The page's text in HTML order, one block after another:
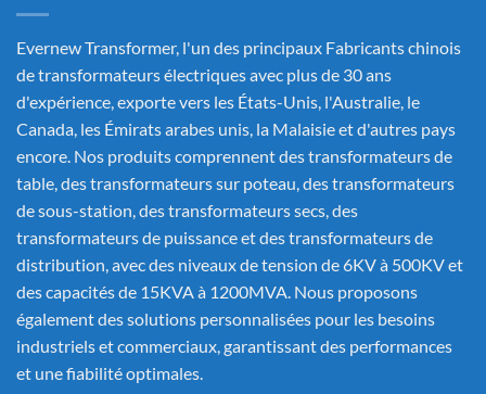
Evernew Transformer, l'un des principaux Fabricants chinois
de transformateurs électriquesavec plus de 30 ans
d'expérience, exporte vers les États-Unis, l'Australie, le
Canada, les Émirats arabes unis, la Malaisie et d'autres pays
encore. Nos produits comprennent des transformateurs de
table, des transformateurs sur poteau, des transformateurs
de sous-station, des transformateurs secs, des
transformateurs de puissance et des transformateurs de
distribution, avec des niveaux de tension de 6KV à 500KV et
des capacités de 15KVA à 1200MVA. Nous proposons
également des solutions personnalisées pour les besoins
industriels et commerciaux, garantissant des performances
et une fiabilité optimales.